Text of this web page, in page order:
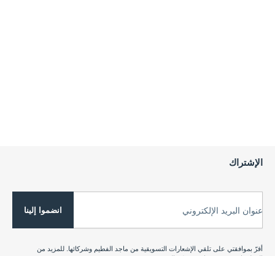
الإشتراك
عنوان البريد الإلكتروني انضموا إلينا
أقرّ بموافقتي على تلقي الإشعارات التسويقية من ماجد الفطيم وشركائها. للمزيد من